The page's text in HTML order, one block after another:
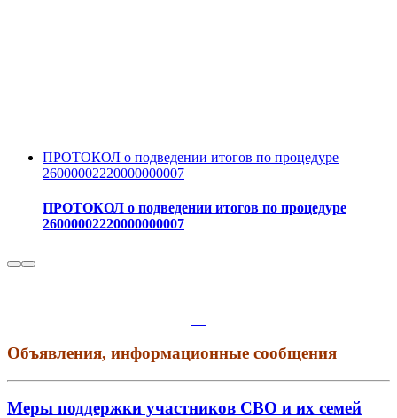
ПРОТОКОЛ о подведении итогов по процедуре
26000002220000000007
ПРОТОКОЛ о подведении итогов по процедуре
26000002220000000007
Объявления, информационные сообщения
Меры поддержки участников СВО и их семей